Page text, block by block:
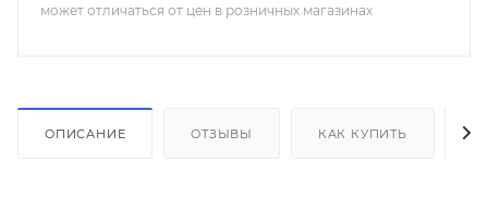
может отличаться от цен в розничных магазинах
ОПИСАНИЕ ОТЗЫВЫ КАК КУПИТЬ